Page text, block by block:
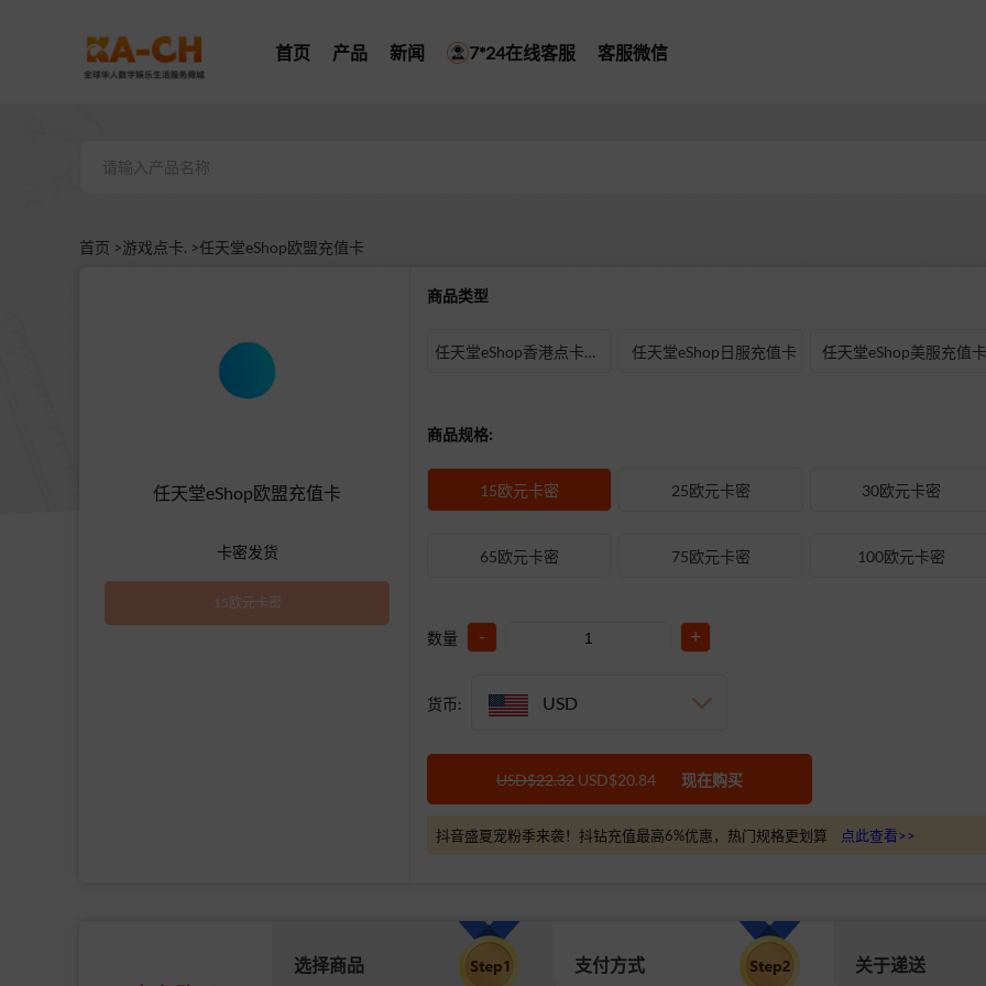
首页 产品 新闻 7*24在线客服 客服微信
首页 >游戏点卡. >任天堂eShop欧盟充值卡
任天堂eShop欧盟充值卡
卡密发货
15欧元卡密
商品类型
任天堂eShop香港点卡充值 任天堂eShop日服充值卡 任天堂eShop美服充值
商品规格:
15欧元卡密 25欧元卡密 30欧元卡密
65欧元卡密 75欧元卡密 100欧元卡密
数量 - +
货币: USD
USD$22.32 USD$20.84 现在购买
抖音盛夏宠粉季来袭！抖钻充值最高6%优惠，热门规格更划算 点此查看>>
选择商品 支付方式 关于递送